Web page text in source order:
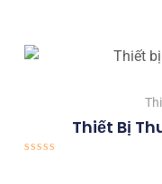
Thiết Bị